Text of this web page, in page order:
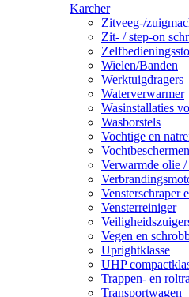
Karcher
Zitveeg-/
Zit- / step-on
Wielen/Banden
Werktuigdragers
Waterverwarmer
Wasinstallaties
Wasborstels
Vochtige en
Verwarmde olie /
Vensterschraper
Vensterreiniger
Vegen en
Uprightklasse
UHP
Trappen- en
Transportwagen